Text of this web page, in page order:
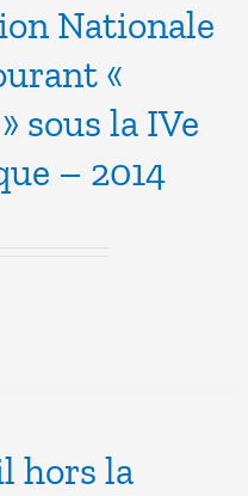
Nationale
«
sous la IVe
– 2014
hors la